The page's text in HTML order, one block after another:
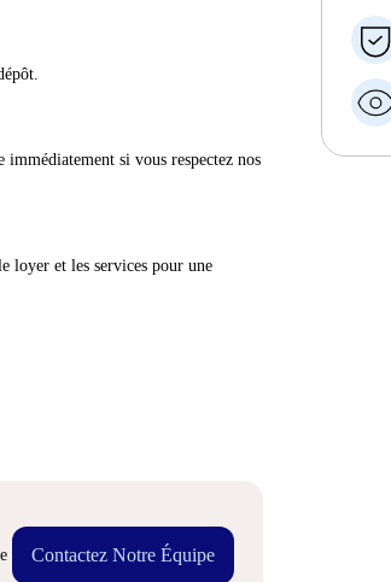
immédiatement si vous respectez nos
loyer et les services pour une
Contactez Notre Équipe